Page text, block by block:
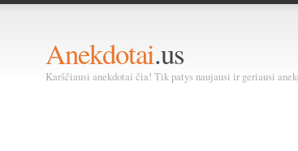
Anekdotai.us
Karščiausi anekdotai čia! Tik patys naujausi ir geriausi